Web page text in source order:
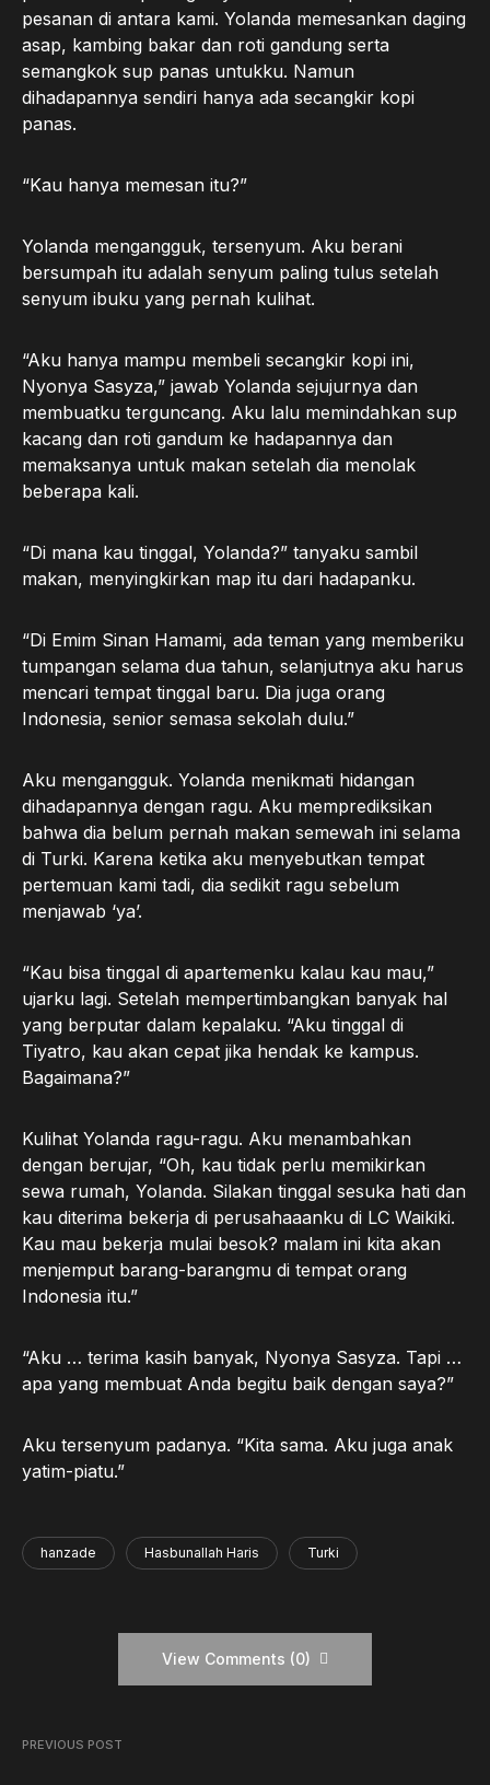
pesanan di antara kami. Yolanda memesankan daging
asap, kambing bakar dan roti gandung serta
semangkok sup panas untukku. Namun
dihadapannya sendiri hanya ada secangkir kopi
panas.
“Kau hanya memesan itu?”
Yolanda mengangguk, tersenyum. Aku berani
bersumpah itu adalah senyum paling tulus setelah
senyum ibuku yang pernah kulihat.
“Aku hanya mampu membeli secangkir kopi ini,
Nyonya Sasyza,” jawab Yolanda sejujurnya dan
membuatku terguncang. Aku lalu memindahkan sup
kacang dan roti gandum ke hadapannya dan
memaksanya untuk makan setelah dia menolak
beberapa kali.
“Di mana kau tinggal, Yolanda?” tanyaku sambil
makan, menyingkirkan map itu dari hadapanku.
“Di Emim Sinan Hamami, ada teman yang memberiku
tumpangan selama dua tahun, selanjutnya aku harus
mencari tempat tinggal baru. Dia juga orang
Indonesia, senior semasa sekolah dulu.”
Aku mengangguk. Yolanda menikmati hidangan
dihadapannya dengan ragu. Aku memprediksikan
bahwa dia belum pernah makan semewah ini selama
di Turki. Karena ketika aku menyebutkan tempat
pertemuan kami tadi, dia sedikit ragu sebelum
menjawab ‘ya’.
“Kau bisa tinggal di apartemenku kalau kau mau,”
ujarku lagi. Setelah mempertimbangkan banyak hal
yang berputar dalam kepalaku. “Aku tinggal di
Tiyatro, kau akan cepat jika hendak ke kampus.
Bagaimana?”
Kulihat Yolanda ragu-ragu. Aku menambahkan
dengan berujar, “Oh, kau tidak perlu memikirkan
sewa rumah, Yolanda. Silakan tinggal sesuka hati dan
kau diterima bekerja di perusahaaanku di LC Waikiki.
Kau mau bekerja mulai besok? malam ini kita akan
menjemput barang-barangmu di tempat orang
Indonesia itu.”
“Aku … terima kasih banyak, Nyonya Sasyza. Tapi …
apa yang membuat Anda begitu baik dengan saya?”
Aku tersenyum padanya. “Kita sama. Aku juga anak
yatim-piatu.”
hanzade Hasbunallah Haris Turki
View Comments (0)
PREVIOUS POST